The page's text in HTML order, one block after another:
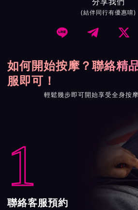
(結伴同行有優惠唷)
  
如何開始按摩？聯絡精
服即可！
輕鬆幾步即可開始享受全身按
1
聯絡客服預約